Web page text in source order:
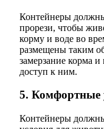
Контейнеры
прорези, чтобы
корму и воде во
размещены таким
замерзание корма
доступ к ним.
5. Комфортные
Контейнеры